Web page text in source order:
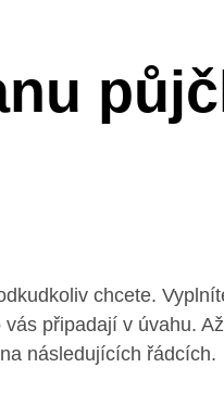
chcete.
připadají v úvahu.
následujících řádcích.